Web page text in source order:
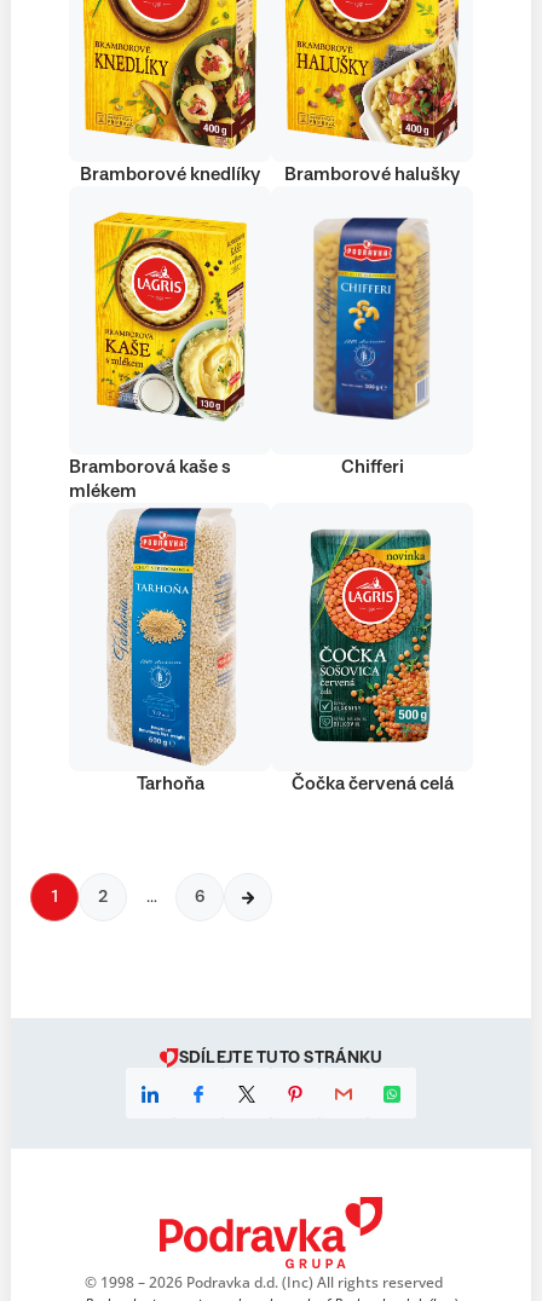
Bramborové knedlíky Bramborové halušky
Bramborová kaše s
mlékem
Chifferi
Tarhoňa Čočka červená celá
1 2 … 6
SDÍLEJTE TUTO STRÁNKU
© 1998 – 2026 Podravka d.d. (Inc) All rights reserved